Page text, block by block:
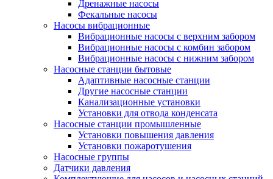
Дренажные насосы
Фекальные насосы
Насосы вибрационные
Вибрационные насосы с верхним забором
Вибрационные насосы с комбин забором
Вибрационные насосы с нижним забором
Насосные станции бытовые
Адаптивные насосные станции
Другие насосные станции
Канализационные установки
Установки для отвода конденсата
Насосные станции промышленные
Установки повышения давления
Установки пожаротушения
Насосные группы
Датчики давления